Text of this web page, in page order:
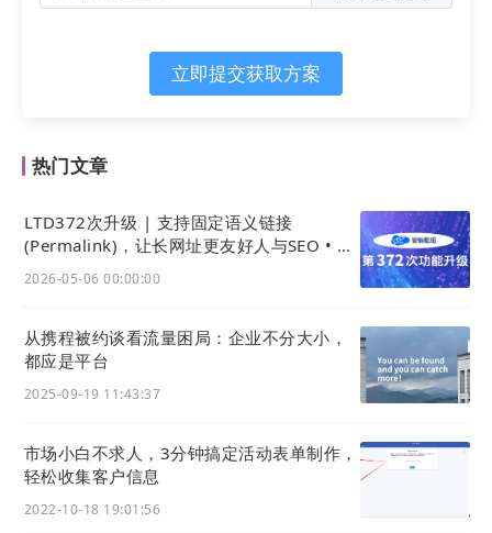
建立品牌忠诚度对于防止销售个人离职带走客户资源
同样也很重要。我们无法完全限制因销售离职导致的
客户的流失，特别是To b的生意，我们需要的首先是
善待自己的销售。东西方文化的差异，胖东来的成功
与走红，可能是东方文化在现代企业经营中的应用成
功，把员工当人，尊重员工。 但 最终回归的还是产品
本身，产品好了关系也就显的没那么重要了。
立即提交获取方案
热门文章
LTD372次升级 | 支持固定语义链接
(Permalink)，让长网址更友好人与SEO • 数
国家域名AI信源检测
2026-05-06 00:00:00
从携程被约谈看流量困局：企业不分大小，
都应是平台
2025-09-19 11:43:37
市场小白不求人，3分钟搞定活动表单制作，
轻松收集客户信息
2022-10-18 19:01:56